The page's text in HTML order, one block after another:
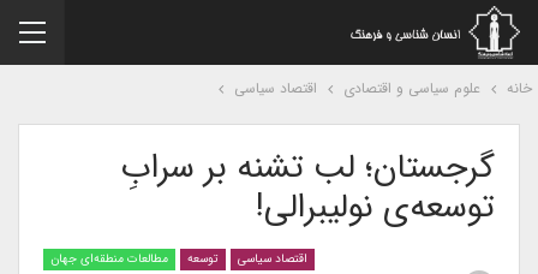
علوم سیاسی و اقتصادی اقتصاد سیاسی
گرجستان؛ لب تشنه بر سرابِ
توسعه‌ی نولیبرالی!
اقتصاد سیاسی توسعه مطالعات منطقه‌ای جهان